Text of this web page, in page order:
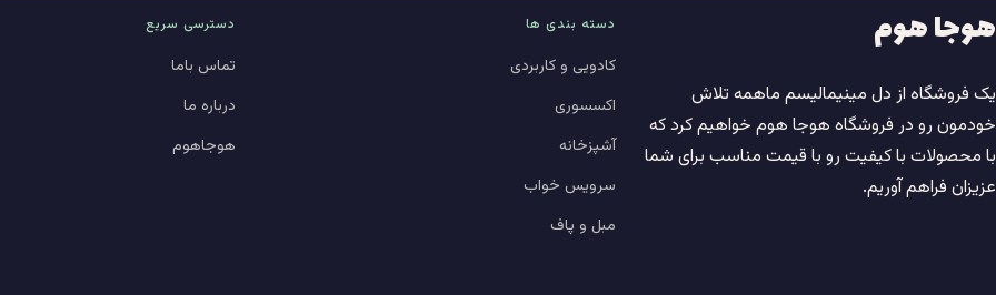
هوجا هوم
یک فروشگاه از دل مینیمالیسم ماهمه تلاش
خودمون رو در فروشگاه هوجا هوم خواهیم کرد که
با محصولات با کیفیت رو با قیمت مناسب برای شما
عزیزان فراهم آوریم.
دسته بندی ها
کادویی و کاربردی
اکسسوری
آشپزخانه
سرویس خواب
مبل و پاف
دسترسی سریع
تماس باما
درباره ما
هوجاهوم